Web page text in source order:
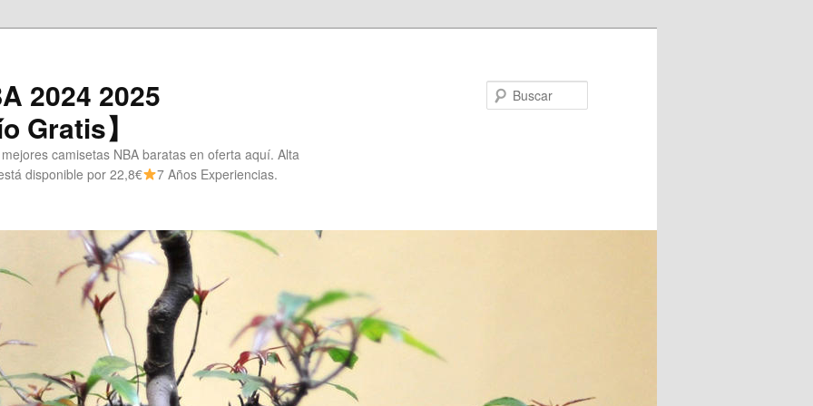
2024 2025
Gratis】
camisetas NBA baratas en oferta aquí. Alta
disponible por 22,8€
7 Años Experiencias.